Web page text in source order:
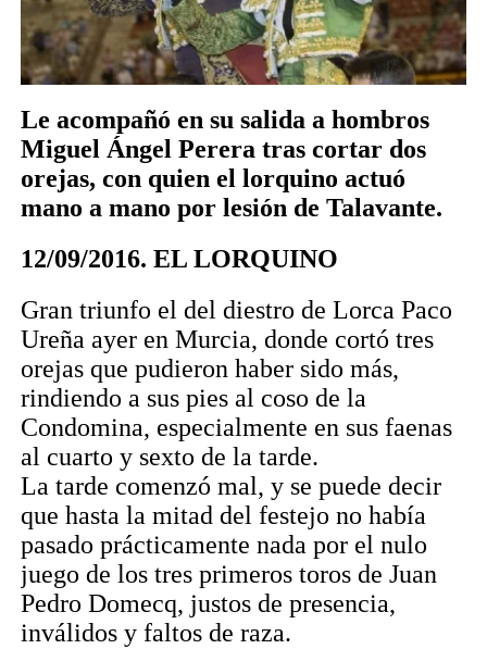
Le acompañó en su salida a hombros
Miguel Ángel Perera tras cortar dos
orejas, con quien el lorquino actuó
mano a mano por lesión de Talavante.
12/09/2016. EL LORQUINO
Gran triunfo el del diestro de Lorca Paco
Ureña ayer en Murcia, donde cortó tres
orejas que pudieron haber sido más,
rindiendo a sus pies al coso de la
Condomina, especialmente en sus faenas
al cuarto y sexto de la tarde.
La tarde comenzó mal, y se puede decir
que hasta la mitad del festejo no había
pasado prácticamente nada por el nulo
juego de los tres primeros toros de Juan
Pedro Domecq, justos de presencia,
inválidos y faltos de raza.